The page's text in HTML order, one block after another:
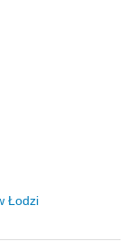
Łodzi